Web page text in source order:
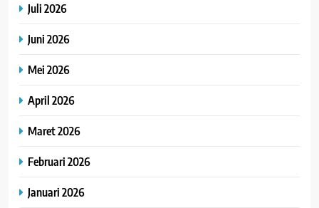
Juli 2026
Juni 2026
Mei 2026
April 2026
Maret 2026
Februari 2026
Januari 2026